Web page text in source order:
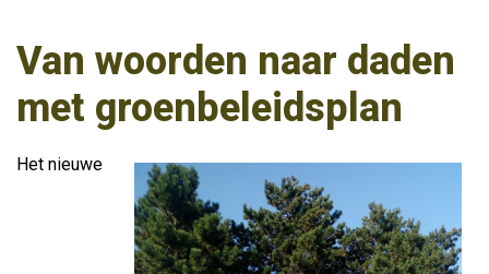
Van woorden naar daden
met groenbeleidsplan
Het nieuwe